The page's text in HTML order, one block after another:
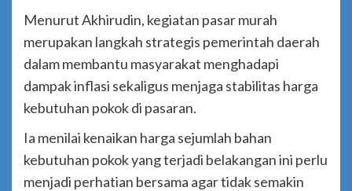
Menurut Akhirudin, kegiatan pasar murah
merupakan langkah strategis pemerintah daerah
dalam membantu masyarakat menghadapi
dampak inflasi sekaligus menjaga stabilitas harga
kebutuhan pokok di pasaran.
Ia menilai kenaikan harga sejumlah bahan
kebutuhan pokok yang terjadi belakangan ini perlu
menjadi perhatian bersama agar tidak semakin